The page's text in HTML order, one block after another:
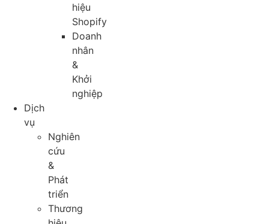
hiệu
Shopify
Doanh
nhân
&
Khởi
nghiệp
Dịch
vụ
Nghiên
cứu
&
Phát
triển
Thương